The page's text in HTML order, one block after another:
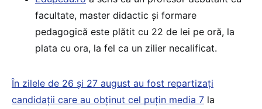
facultate, master didactic și formare
pedagogică este plătit cu 22 de lei pe oră, la
plata cu ora, la fel ca un zilier necalificat.
În zilele de 26 și 27 august au fost repartizați
candidații care au obținut cel puțin media 7 la